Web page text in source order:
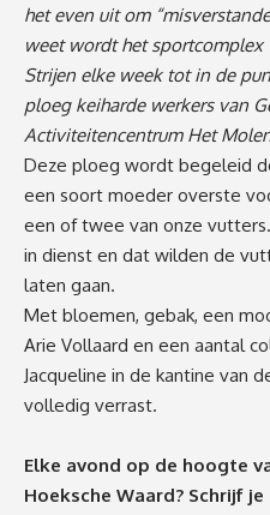
het even uit om
weet wordt het
Strijen elke week tot in de
ploeg keiharde werkers van
Activiteitencentrum Het
Deze ploeg wordt begeleid
een soort moeder overste
een of twee van onze
in dienst en dat wilden de
laten gaan.
Met bloemen, gebak, een
Arie Vollaard en een aantal
Jacqueline in de kantine van
volledig verrast.
Elke avond op de hoogte
Hoeksche Waard? Schrijf je